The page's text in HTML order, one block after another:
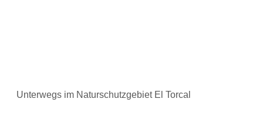
Unterwegs im Naturschutzgebiet El Torcal